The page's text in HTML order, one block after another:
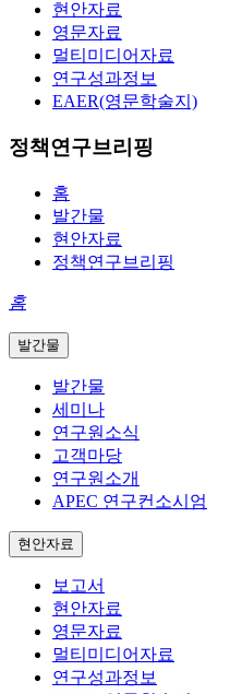
현안자료
영문자료
멀티미디어자료
연구성과정보
EAER(영문학술지)
정책연구브리핑
홈
발간물
현안자료
정책연구브리핑
홈
발간물
발간물
세미나
연구원소식
고객마당
연구원소개
APEC 연구컨소시엄
현안자료
보고서
현안자료
영문자료
멀티미디어자료
연구성과정보